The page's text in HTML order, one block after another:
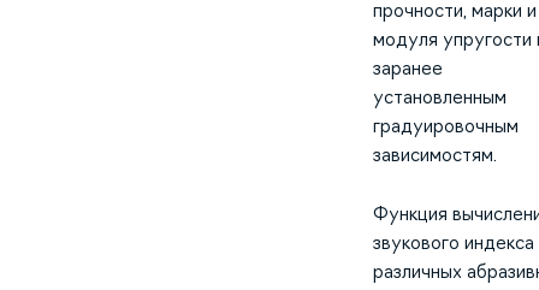
прочности, марки и
модуля упругости
заранее
установленным
градуировочным
зависимостям.
Функция
звукового индекса
различных